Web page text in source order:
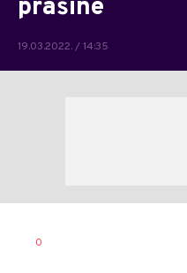
prašine
19.03.2022. / 14:35
AUTOR
0